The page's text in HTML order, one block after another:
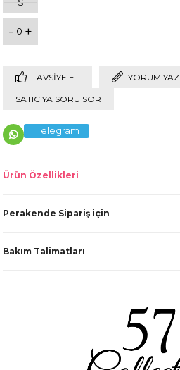
S
- 0 +
TAVSIYE ET YORUM YAZ
SATICIYA SORU SOR
Telegram
Ürün Özellikleri
Perakende Sipariş için
Bakım Talimatları